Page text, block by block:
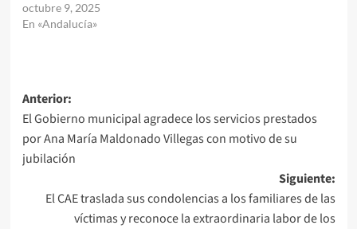
octubre 9, 2025
En «Andalucía»
Navegación
de
entradas
Anterior:
El Gobierno municipal agradece los servicios prestados
por Ana María Maldonado Villegas con motivo de su
jubilación
Siguiente:
El CAE traslada sus condolencias a los familiares de las
víctimas y reconoce la extraordinaria labor de los